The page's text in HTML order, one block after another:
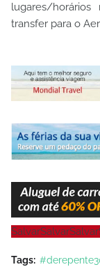
lugares/
transfer para o
SalvarSalvarSalvar
Tags: